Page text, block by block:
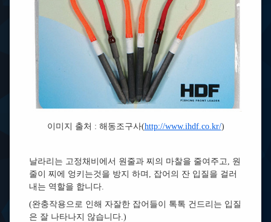
이미지 출처 : 해동조구사(http://www.ihdf.co.kr/)
날라리는 고정채비에서 원줄과 찌의 마찰을 줄여주고, 원
줄이 찌에 엉키는것을 방지 하며, 잡어의 잔 입질을 걸러
내는 역할을 합니다.
(완충작용으로 인해 자잘한 잡어들이 톡톡 건드리는 입질
은 잘 나타나지 않습니다.)